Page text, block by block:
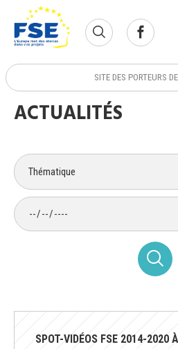
SITE DES PORTEURS
ACTUALITÉS
SPOT-VIDÉOS FSE 2014-2020